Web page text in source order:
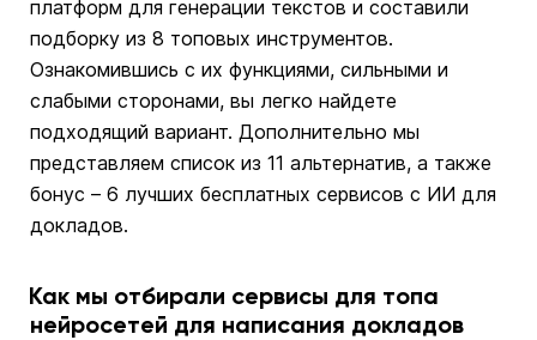
платформ для генерации текстов и составили
подборку из 8 топовых инструментов.
Ознакомившись с их функциями, сильными и
слабыми сторонами, вы легко найдете
подходящий вариант. Дополнительно мы
представляем список из 11 альтернатив, а также
бонус – 6 лучших бесплатных сервисов с ИИ для
докладов.
Как мы отбирали сервисы для топа
нейросетей для написания докладов